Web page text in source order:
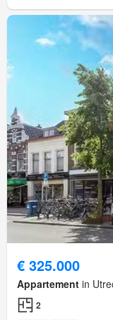
€ 325.000
Appartement in
2